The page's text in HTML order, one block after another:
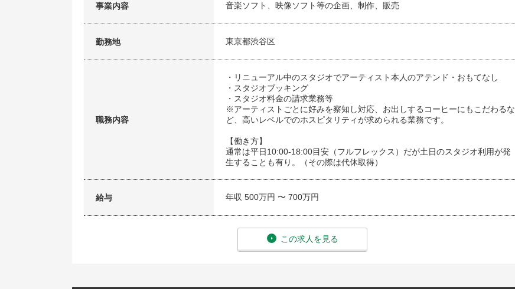
事業内容 音楽ソフト、映像ソフト等の企画、制作、販売
勤務地 東京都渋谷区
職務内容
・リニューアル中のスタジオでアーティスト本人のアテンド・おもてなし
・スタジオブッキング
・スタジオ料金の請求業務等
※アーティストごとに好みを察知し対応、お出しするコーヒーにもこだわるな
ど、高いレベルでのホスピタリティが求められる業務です。
【働き方】
通常は平日10:00-18:00目安（フルフレックス）だが土日のスタジオ利用が発
生することも有り。（その際は代休取得）
給与 年収 500万円 〜 700万円
この求人を見る